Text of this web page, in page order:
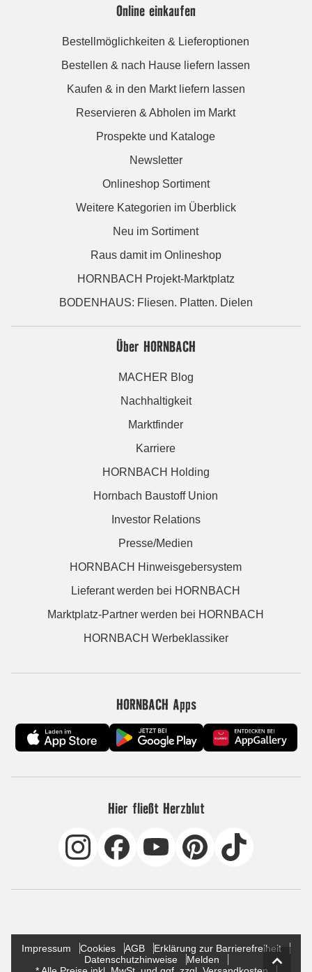
Online einkaufen
Bestellmöglichkeiten & Lieferoptionen
Bestellen & nach Hause liefern lassen
Kaufen & in den Markt liefern lassen
Reservieren & Abholen im Markt
Prospekte und Kataloge
Newsletter
Onlineshop Sortiment
Weitere Kategorien im Überblick
Neu im Sortiment
Raus damit im Onlineshop
HORNBACH Projekt-Marktplatz
BODENHAUS: Fliesen. Platten. Dielen
Über HORNBACH
MACHER Blog
Nachhaltigkeit
Marktfinder
Karriere
HORNBACH Holding
Hornbach Baustoff Union
Investor Relations
Presse/Medien
HORNBACH Hinweisgebersystem
Lieferant werden bei HORNBACH
Marktplatz-Partner werden bei HORNBACH
HORNBACH Werbeklassiker
HORNBACH Apps
Hier fließt Herzblut
Impressum Cookies AGB
Erklärung zur Barrierefreiheit
Datenschutzhinweise
Melden